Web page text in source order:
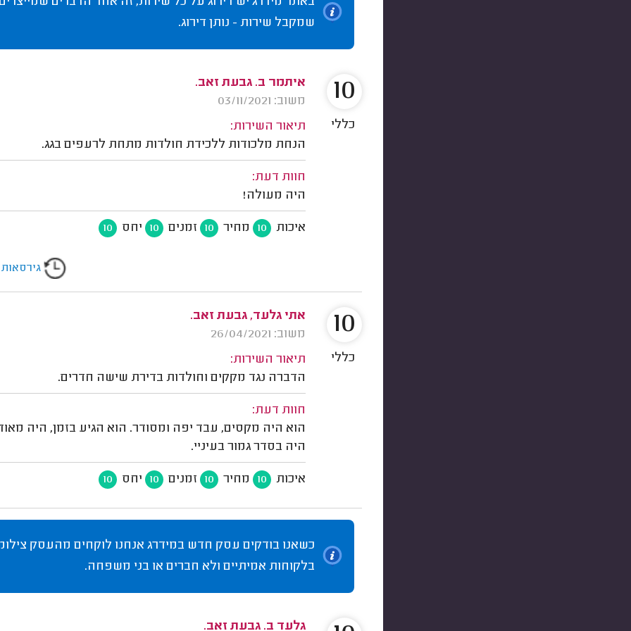
שמקבל שירות - נותן דירוג.
איתמר ב. גבעת זאב.
משוב: 03/11/2021
תיאור השירות:
הנחת מלכודות ללכידת חולדות מתחת לרעפים בגג.
חוות דעת:
היה מעולה!
איכות 10 מחיר 10 זמנים 10 יחס 10
10
כללי
גירסאות
אתי גלעד, גבעת זאב.
משוב: 26/04/2021
תיאור השירות:
הדברה נגד מקקים וחולדות בדירת שישה חדרים.
חוות דעת:
הוא היה מקסים, עבד יפה ומסודר. הוא הגיע בזמן, היה
היה בסדר גמור בעיניי.
איכות 10 מחיר 10 זמנים 10 יחס 10
10
כללי
כשאנו בודקים עסק חדש במידרג אנחנו לוקחים מהעסק
בלקוחות אמיתיים ולא חברים או בני משפחה.
גלעד ב. גבעת זאב.